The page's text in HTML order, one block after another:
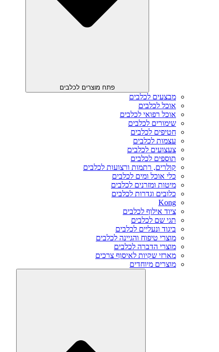
פתח מוצרים לכלבים
מבצעים לכלבים
אוכל לכלבים
אוכל רפואי לכלבים
שימורים לכלבים
חטיפים לכלבים
עצמות לכלבים
צעצועים לכלבים
תוספים לכלבים
קולרים, רתמות ורצועות לכלבים
כלי אוכל ומים לכלבים
מיטות ומזרנים לכלבים
כלובים וגדרות לכלבים
Kong
ציוד אילוף לכלבים
תגי שם לכלבים
ביגוד ונעליים לכלבים
מוצרי טיפוח והגיינה לכלבים
מוצרי הדברה לכלבים
מארזי שקיות לאיסוף צרכים
מוצרים מיוחדים